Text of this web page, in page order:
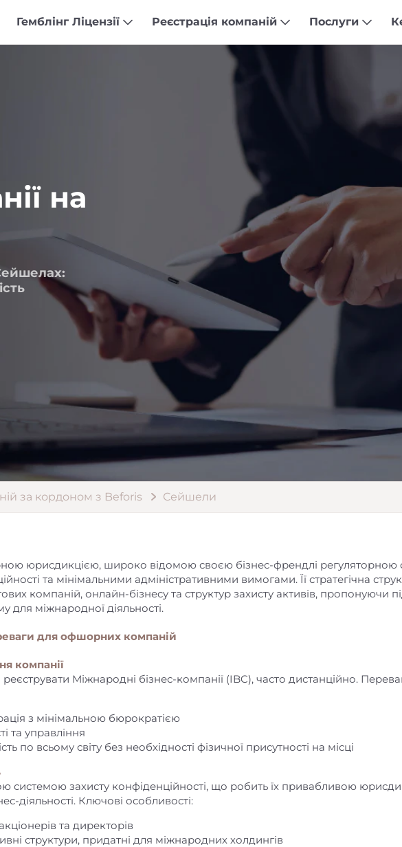
Гемблінг Ліцензії Реєстрація компаній Послуги
на
за кордоном з Beforis Сейшели
юрисдикцією, широко відомою своєю бізнес-френдлі регуляторною
та мінімальними адміністративними вимогами. Її стратегічна
компаній, онлайн-бізнесу та структур захисту активів, пропонуючи
для міжнародної діяльності.
для офшорних компаній
компанії
Міжнародні бізнес-компанії (IBC), часто дистанційно.
з мінімальною бюрократією
та управління
по всьому світу без необхідності фізичної присутності на місці
системою захисту конфіденційності, що робить їх привабливою
діяльності. Ключові особливості:
та директорів
структури, придатні для міжнародних холдингів